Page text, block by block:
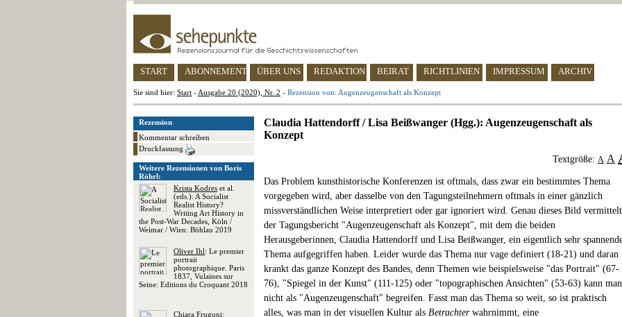
START ABONNEMENT ÜBER UNS REDAKTION BEIRAT RICHTLINIEN IMPRESSUM ARCHIV
Sie sind hier: Start - Ausgabe 20 (2020), Nr. 2 - Rezension von: Augenzeugenschaft als Konzept
Rezension
Kommentar schreiben
Druckfassung
Weitere Rezensionen von Boris
Röhrl:
Krista Kodres et al.
(eds.): A Socialist
Realist History?
Writing Art History in
the Post-War Decades, Köln /
Weimar / Wien: Böhlau 2019
Oliver Ihl: Le premier
portrait
photographique. Paris
1837, Vulaines sur
Seine: Editions du Croquant 2018
Chiara Frugoni:
Claudia Hattendorff / Lisa Beißwanger (Hgg.): Augenzeugenschaft als
Konzept
Textgröße: A A
Das Problem kunsthistorische Konferenzen ist oftmals, dass zwar ein bestimmtes Thema
vorgegeben wird, aber dasselbe von den Tagungsteilnehmern oftmals in einer gänzlich
missverständlichen Weise interpretiert oder gar ignoriert wird. Genau dieses Bild vermittelt
der Tagungsbericht "Augenzeugenschaft als Konzept", mit dem die beiden
Herausgeberinnen, Claudia Hattendorff und Lisa Beißwanger, ein eigentlich sehr
Thema aufgegriffen haben. Leider wurde das Thema nur vage definiert (18-21) und daran
krankt das ganze Konzept des Bandes, denn Themen wie beispielsweise "das Portrait" (67-
76), "Spiegel in der Kunst" (111-125) oder "topographischen Ansichten" (53-63) kann man
nicht als "Augenzeugenschaft" begreifen. Fasst man das Thema so weit, so ist praktisch
alles, was man in der visuellen Kultur als Betrachterwahrnimmt, eine